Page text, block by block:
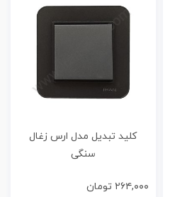
کلید تبدیل مدل ارس زغال
سنگی
۲۶۴,۰۰۰ تومان